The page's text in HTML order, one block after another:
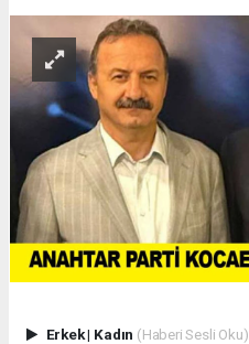
Erkek| Kadın (Haberi Sesli Oku)